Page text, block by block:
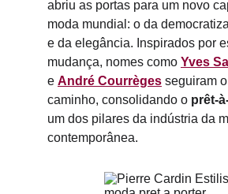
abriu as portas para um novo
moda mundial: o da
e da elegância. Inspirados por
mudança, nomes como Yves
e André Courrèges seguiram
caminho, consolidando o prêt-
um dos pilares da indústria da
contemporânea.